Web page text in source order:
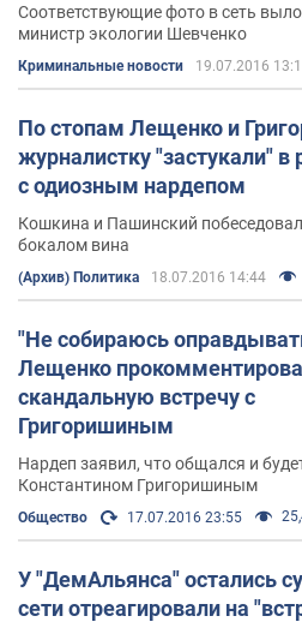
Соответствующие фото в сеть
министр экологии Шевченко
Криминальные новости 19.07.2016
По стопам Лещенко и
журналистку "застукали" в
с одиозным нардепом
Кошкина и Пашинский
бокалом вина
(Архив) Политика 18.07.2016 14:44
"Не собираюсь
Лещенко
скандальную встречу с
Григоришиным
Нардеп заявил, что общался и
Константином Григоришиным
Общество 17.07.2016 23:55
У "ДемАльянса" остались
сети отреагировали на